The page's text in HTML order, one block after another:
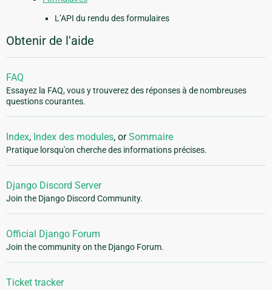
L’API du rendu des formulaires
Obtenir de l'aide
FAQ
Essayez la FAQ, vous y trouverez des réponses à de nombreuses
questions courantes.
Index, Index des modules, orSommaire
Pratique lorsqu'on cherche des informations précises.
Django Discord Server
Join the Django Discord Community.
Official Django Forum
Join the community on the Django Forum.
Ticket tracker